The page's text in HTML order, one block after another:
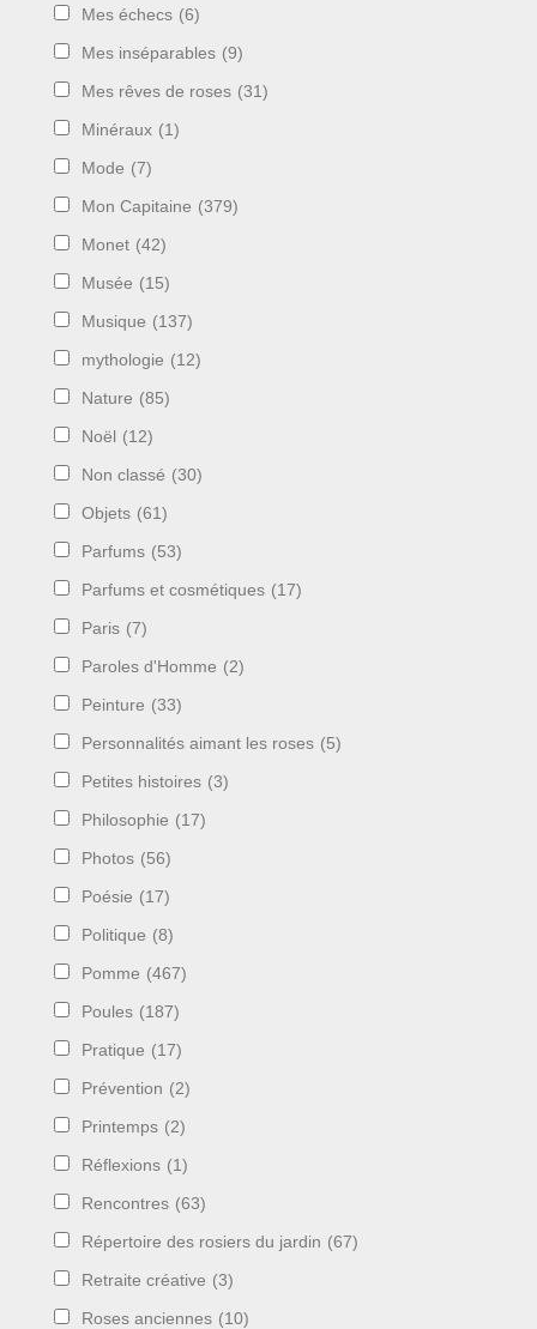
Mes échecs (6)
Mes inséparables (9)
Mes rêves de roses (31)
Minéraux (1)
Mode (7)
Mon Capitaine (379)
Monet (42)
Musée (15)
Musique (137)
mythologie (12)
Nature (85)
Noël (12)
Non classé (30)
Objets (61)
Parfums (53)
Parfums et cosmétiques (17)
Paris (7)
Paroles d'Homme (2)
Peinture (33)
Personnalités aimant les roses (5)
Petites histoires (3)
Philosophie (17)
Photos (56)
Poésie (17)
Politique (8)
Pomme (467)
Poules (187)
Pratique (17)
Prévention (2)
Printemps (2)
Réflexions (1)
Rencontres (63)
Répertoire des rosiers du jardin (67)
Retraite créative (3)
Roses anciennes (10)